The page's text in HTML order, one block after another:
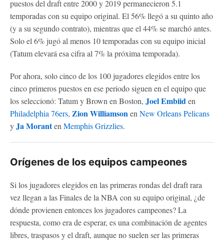
puestos del draft entre 2000 y 2019 permanecieron 5.1
temporadas con su equipo original. El 56% llegó a su quinto año
(y a su segundo contrato), mientras que el 44% se marchó antes.
Solo el 6% jugó al menos 10 temporadas con su equipo inicial
(Tatum elevará esa cifra al 7% la próxima temporada).
Por ahora, solo cinco de los 100 jugadores elegidos entre los
cinco primeros puestos en ese periodo siguen en el equipo que
los seleccionó: Tatum y Brown en Boston, Joel Embiiden
Philadelphia 76ers, Zion Williamsonen New Orleans Pelicans
yJa Moranten Memphis Grizzlies.
Orígenes de los equipos campeones
Si los jugadores elegidos en las primeras rondas del draft rara
vez llegan a las Finales de la NBA con su equipo original, ¿de
dónde provienen entonces los jugadores campeones? La
respuesta, como era de esperar, es una combinación de agentes
libres, traspasos y el draft, aunque no suelen ser las primeras